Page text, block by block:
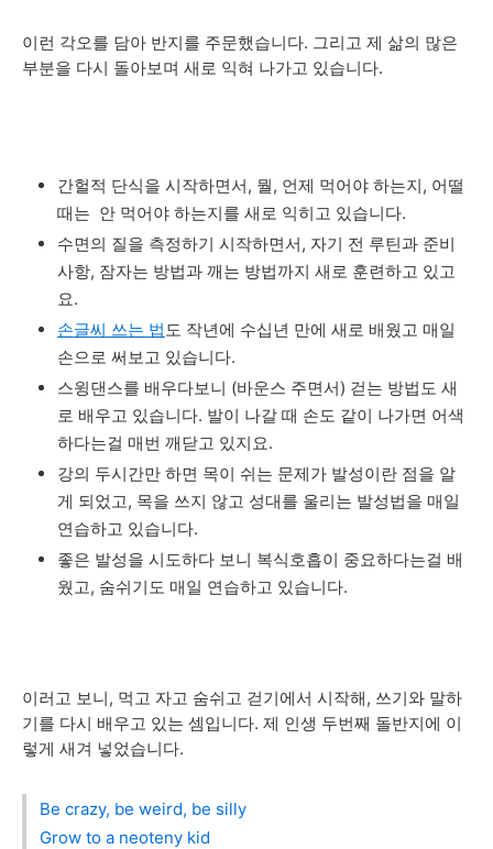
이런 각오를 담아 반지를 주문했습니다. 그리고 제 삶의 많은
부분을 다시 돌아보며 새로 익혀 나가고 있습니다.
간헐적 단식을 시작하면서, 뭘, 언제 먹어야 하는지, 어떨
때는 안 먹어야 하는지를 새로 익히고 있습니다.
수면의 질을 측정하기 시작하면서, 자기 전 루틴과 준비
사항, 잠자는 방법과 깨는 방법까지 새로 훈련하고 있고
요.
손글씨 쓰는 법도 작년에 수십년 만에 새로 배웠고 매일
손으로 써보고 있습니다.
스윙댄스를 배우다보니 (바운스 주면서) 걷는 방법도 새
로 배우고 있습니다. 발이 나갈 때 손도 같이 나가면 어색
하다는걸 매번 깨닫고 있지요.
강의 두시간만 하면 목이 쉬는 문제가 발성이란 점을 알
게 되었고, 목을 쓰지 않고 성대를 울리는 발성법을 매일
연습하고 있습니다.
좋은 발성을 시도하다 보니 복식호흡이 중요하다는걸 배
웠고, 숨쉬기도 매일 연습하고 있습니다.
이러고 보니, 먹고 자고 숨쉬고 걷기에서 시작해, 쓰기와 말하
기를 다시 배우고 있는 셈입니다. 제 인생 두번째 돌반지에 이
렇게 새겨 넣었습니다.
Be crazy, be weird, be silly
Grow to a neoteny kid